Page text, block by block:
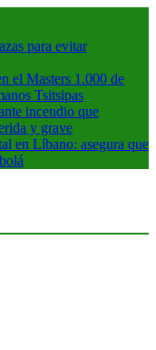
para evitar
el Masters 1.000 de
Tsitsipas
incendio que
y grave
en Líbano: asegura que